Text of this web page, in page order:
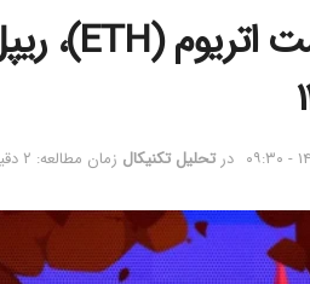
در تحلیل تکنیکال زمان مطالعه: ۲ دقیقه